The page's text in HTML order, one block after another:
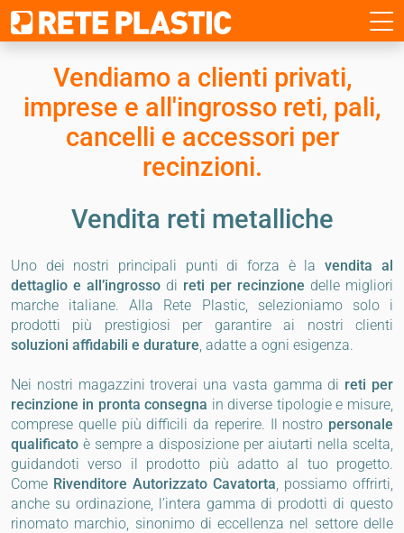
Vendiamo a clienti privati,
imprese e all'ingrosso reti, pali,
cancelli e accessori per
recinzioni.
Vendita reti metalliche
Uno dei nostri principali punti di forza è la vendita al
dettaglio e all’ingrosso di reti per recinzione delle migliori
marche italiane. Alla Rete Plastic, selezioniamo solo i
prodotti più prestigiosi per garantire ai nostri clienti
soluzioni affidabili e durature, adatte a ogni esigenza.
Nei nostri magazzini troverai una vasta gamma di reti per
recinzione in pronta consegna in diverse tipologie e misure,
comprese quelle più difficili da reperire. Il nostro personale
qualificato è sempre a disposizione per aiutarti nella scelta,
guidandoti verso il prodotto più adatto al tuo progetto.
Come Rivenditore Autorizzato Cavatorta, possiamo offrirti,
anche su ordinazione, l’intera gamma di prodotti di questo
rinomato marchio, sinonimo di eccellenza nel settore delle